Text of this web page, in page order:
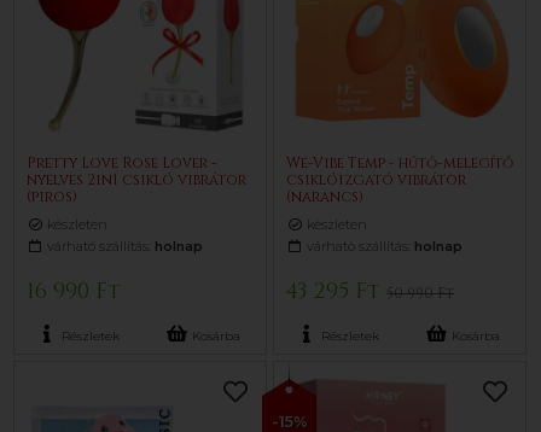
Pretty Love Rose Lover -
nyelves 2in1 csikló vibrátor
(piros)
készleten
várható szállítás: holnap
16 990 Ft
Részletek Kosárba
We-Vibe Temp - hűtő-melegítő
csiklóizgató vibrátor
(narancs)
készleten
várható szállítás: holnap
43 295 Ft50 990 Ft
Részletek Kosárba
-15%